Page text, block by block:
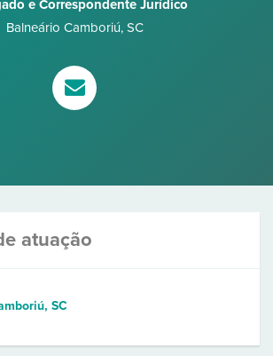
e Correspondente Jurídico
Balneário Camboriú, SC
atuação
SC